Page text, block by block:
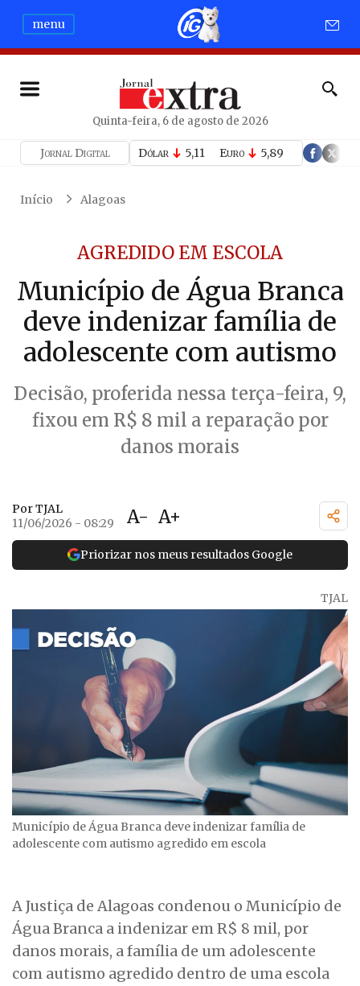
menu
Quinta-feira, 6 de agosto de 2026
Jornal Digital Dólar 5,11 Euro 5,89
Início Alagoas
AGREDIDO EM ESCOLA
Município de Água Branca
deve indenizar família de
adolescente com autismo
Decisão, proferida nessa terça-feira, 9,
fixou em R$ 8 mil a reparação por
danos morais
Por TJAL
11/06/2026 - 08:29
A- A+
Priorizar nos meus resultados Google
TJAL
Município de Água Branca deve indenizar família de
adolescente com autismo agredido em escola
A Justiça de Alagoas condenou o Município de
Água Branca a indenizar em R$ 8 mil, por
danos morais, a família de um adolescente
com autismo agredido dentro de uma escola